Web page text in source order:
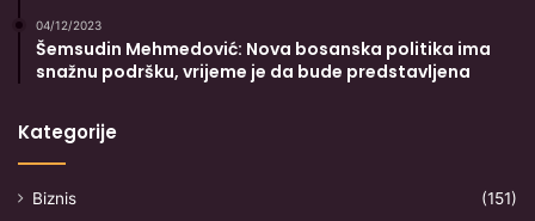
04/12/2023
Šemsudin Mehmedović: Nova bosanska politika ima
snažnu podršku, vrijeme je da bude predstavljena
Kategorije
Biznis
(151)